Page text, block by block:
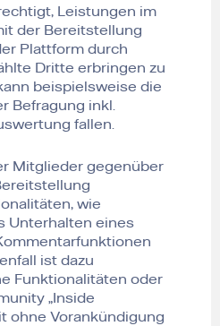
Leistungen im
der Bereitstellung
Plattform durch
Dritte erbringen zu
beispielsweise die
Befragung inkl.
fallen.
Mitglieder gegenüber
wie
Unterhalten eines
ist dazu
Funktionalitäten oder
„Inside
ohne Vorankündigung